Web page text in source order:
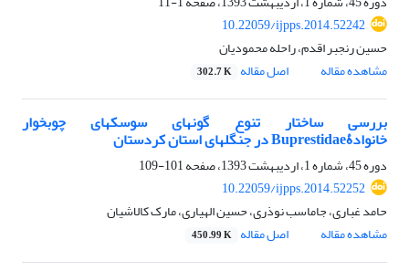
10.22059/ijpps.2014.52242
حسین رنجبر اقدم، راحله محمودیان
مشاهده مقاله
اصل مقاله 302.7 K
بررسی ساختار تنوع گونه‏ای سوسک‏های چوبخوار
خانوادۀBuprestidae در جنگل‏های استان کردستان
دوره 45، شماره 1، اردیبهشت 1393، صفحه
101-109
10.22059/ijpps.2014.52252
حامد غباری، جاماسب نوذری، حسین الهیاری، مارک کالاشیان
مشاهده مقاله
اصل مقاله 450.99 K